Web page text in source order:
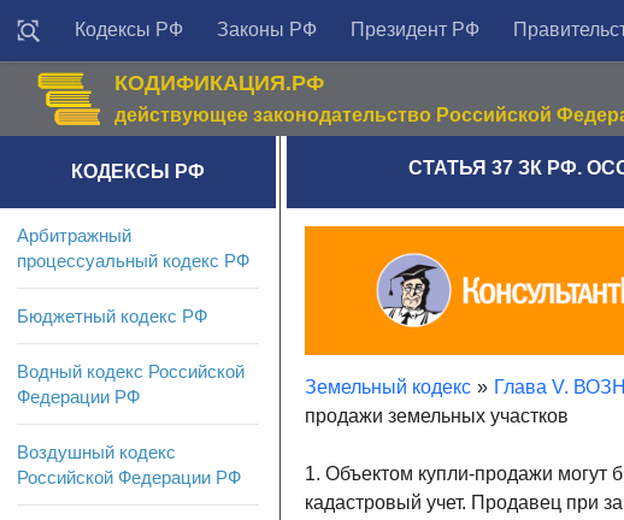
Кодексы РФ Законы РФ Президент РФ
КОДИФИКАЦИЯ.РФ
действующее законодательство Российской
СТАТЬЯ 37 ЗК РФ.
Земельный кодекс » Глава V.
продажи земельных участков
1. Объектом купли-продажи могут
кадастровый учет. Продавец при
КОДЕКСЫ РФ
Арбитражный
процессуальный кодекс РФ
Бюджетный кодекс РФ
Водный кодекс Российской
Федерации РФ
Воздушный кодекс
Российской Федерации РФ